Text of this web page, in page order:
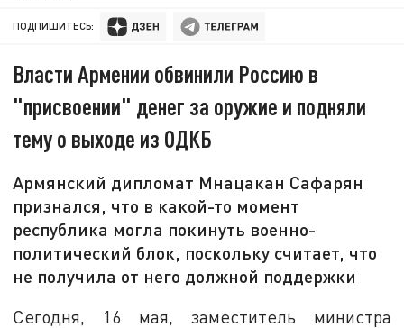
ПОДПИШИТЕСЬ:
Власти Армении обвинили Россию в
"присвоении" денег за оружие и подняли
тему о выходе из ОДКБ
Армянский дипломат Мнацакан Сафарян
признался, что в какой-то момент
республика могла покинуть военно-
политический блок, поскольку считает, что
не получила от него должной поддержки
Сегодня, 16 мая, заместитель министра